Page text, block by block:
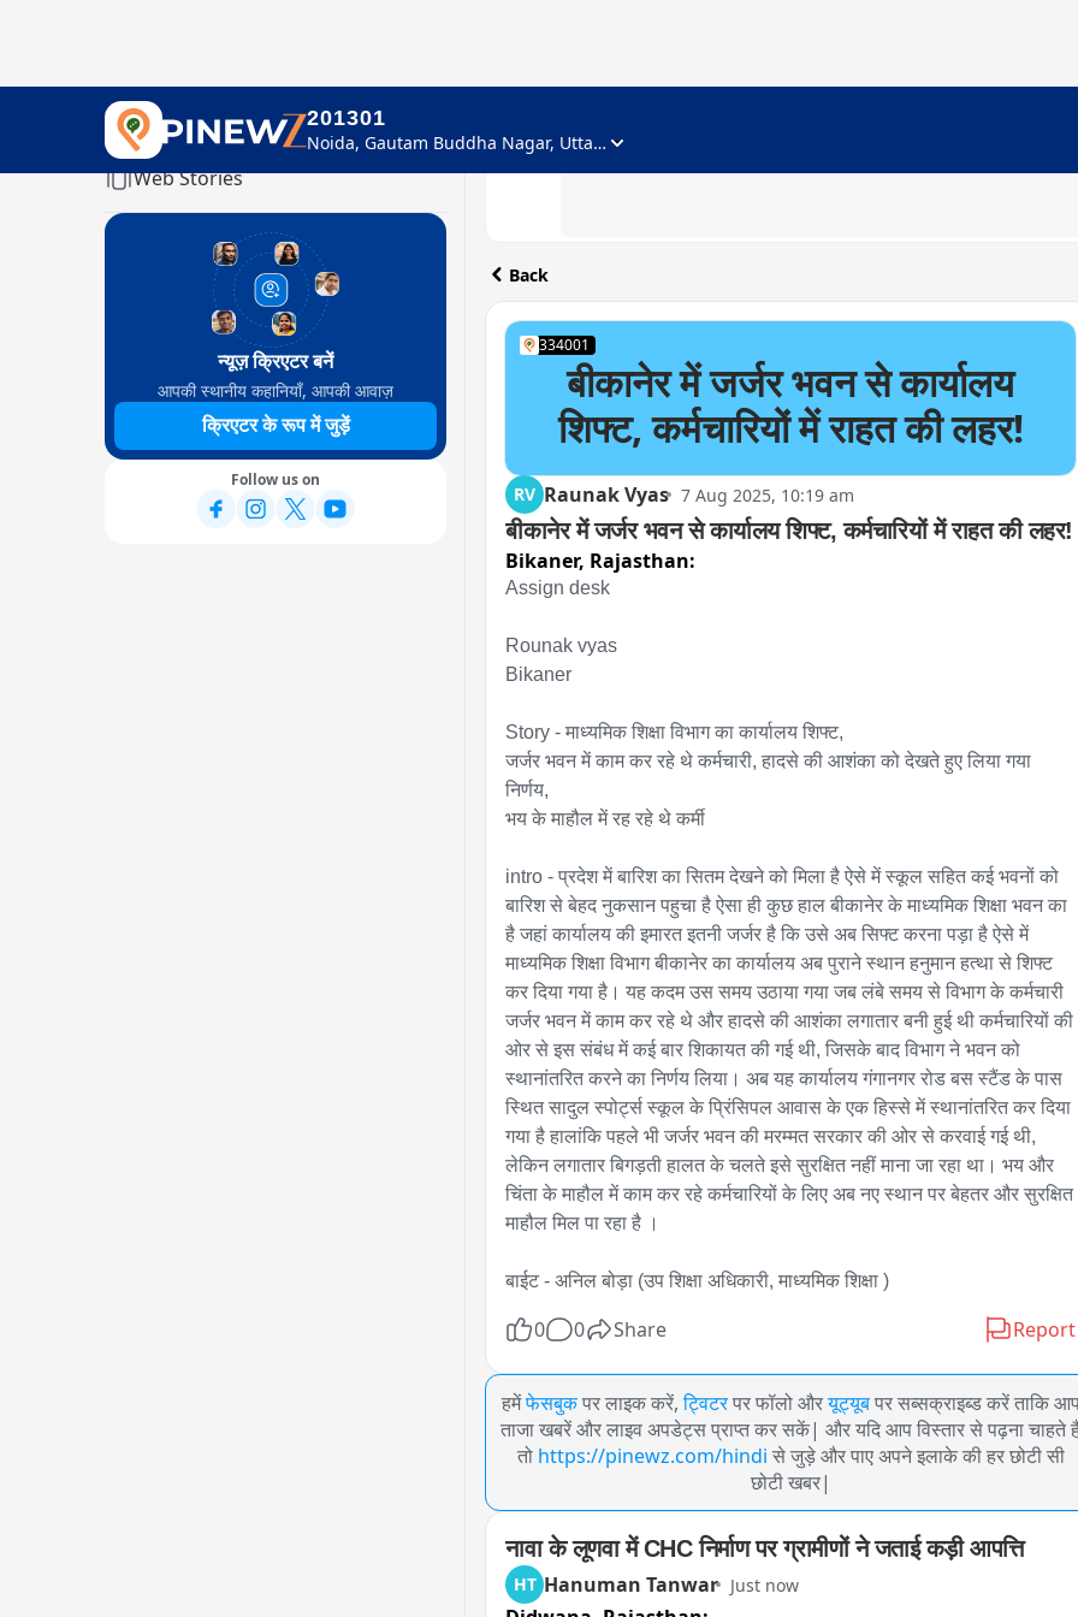
201301
Noida, Gautam Buddha Nagar, Uttar Pradesh
Home
Web Stories
न्यूज़ क्रिएटर बनें
आपकी स्थानीय कहानियाँ, आपकी आवाज़
क्रिएटर के रूप में जुड़ें
Follow us on
Back
334001
बीकानेर में जर्जर भवन से कार्यालय
शिफ्ट, कर्मचारियों में राहत की लहर!
RV Raunak Vyas 7 Aug 2025, 10:19 am
बीकानेर में जर्जर भवन से कार्यालय शिफ्ट, कर्मचारियों में राहत की लहर!
Bikaner, Rajasthan:
Assign desk
Rounak vyas
Bikaner
Story - माध्यमिक शिक्षा विभाग का कार्यालय शिफ्ट,
जर्जर भवन में काम कर रहे थे कर्मचारी, हादसे की आशंका को देखते हुए लिया गया
निर्णय,
भय के माहौल में रह रहे थे कर्मी
intro - प्रदेश में बारिश का सितम देखने को मिला है ऐसे में स्कूल सहित कई भवनों को
बारिश से बेहद नुकसान पहुचा है ऐसा ही कुछ हाल बीकानेर के माध्यमिक शिक्षा भवन का
है जहां कार्यालय की इमारत इतनी जर्जर है कि उसे अब सिफ्ट करना पड़ा है ऐसे में
माध्यमिक शिक्षा विभाग बीकानेर का कार्यालय अब पुराने स्थान हनुमान हत्था से शिफ्ट
कर दिया गया है। यह कदम उस समय उठाया गया जब लंबे समय से विभाग के कर्मचारी
जर्जर भवन में काम कर रहे थे और हादसे की आशंका लगातार बनी हुई थी कर्मचारियों की
ओर से इस संबंध में कई बार शिकायत की गई थी, जिसके बाद विभाग ने भवन को
स्थानांतरित करने का निर्णय लिया। अब यह कार्यालय गंगानगर रोड बस स्टैंड के पास
स्थित सादुल स्पोर्ट्स स्कूल के प्रिंसिपल आवास के एक हिस्से में स्थानांतरित कर दिया
गया है हालांकि पहले भी जर्जर भवन की मरम्मत सरकार की ओर से करवाई गई थी,
लेकिन लगातार बिगड़ती हालत के चलते इसे सुरक्षित नहीं माना जा रहा था। भय और
चिंता के माहौल में काम कर रहे कर्मचारियों के लिए अब नए स्थान पर बेहतर और सुरक्षित
माहौल मिल पा रहा है ।
बाईट - अनिल बोड़ा (उप शिक्षा अधिकारी, माध्यमिक शिक्षा )
0 0 Share Report
हमेंफेसबुक पर लाइक करें, ट्विटर पर फॉलो औरयूट्यूब पर सब्सक्राइब्ड करें ताकि
ताजा खबरें और लाइव अपडेट्स प्राप्त कर सकें| और यदि आप विस्तार से पढ़ना चाहते
तो https://pinewz.com/hindi से जुड़े और पाए अपने इलाके की हर छोटी सी
छोटी खबर|
नावा के लूणवा में CHC निर्माण पर ग्रामीणों ने जताई कड़ी आपत्ति
HT Hanuman Tanwar Just now